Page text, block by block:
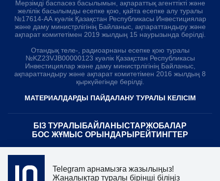
Мерзімді баспасөз басылымын, ақпараттық агенттікті және
желілік басылымды есепке қою, қайта есепке алу туралы
№17614-АА куәлік Қазақстан Республикасы Инвестициялар
және даму министрлігінің Байланыс, ақпараттандыру және
ақпарат комитетімен 2019 жылдың 15 наурызында берілді.
Отандық теле-, радиоарнаны есепке қою туралы
№KZ23VJB00000123 куәлік Қазақстан Республикасы
Инвестициялар және даму министрлігінің Байланыс,
ақпараттандыру және ақпарат комитетімен 2016 жылдың 8
қыркүйегінде берілді.
МАТЕРИАЛДАРДЫ ПАЙДАЛАНУ ТУРАЛЫ КЕЛІСІМ
БІЗ ТУРАЛЫ БАЙЛАНЫСТАРЖОБАЛАР
БОС ЖҰМЫС ОРЫНДАРЫ РЕЙТИНГТЕР
ҚҰПИЯЛЫЛЫҚ САЯСАТЫ
Telegram арнамызға жазылыңыз!
Жаңалықтар туралы бірінші біліңіз